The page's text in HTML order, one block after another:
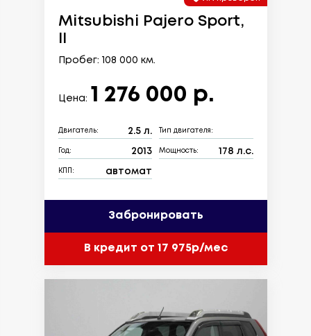
Mitsubishi Pajero Sport,
Пробег: 108 000 км.
Цена: 1 276 000 р.
Двигатель: 2.5 л. Тип двигателя:
Год: 2013 Мощность: 178 л.с.
КПП: автомат
Забронировать
В кредит от 17 975р/мес